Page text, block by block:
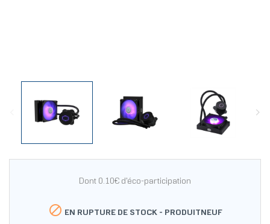
Dont 0.10€ d'éco-participation
 EN RUPTURE DE STOCK - PRODUITNEUF